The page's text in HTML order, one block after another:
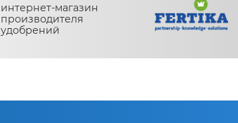
интернет-магазин
производителя
удобрений